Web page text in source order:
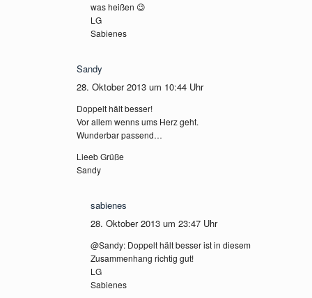
was heißen 😉
LG
Sabienes
Sandy
28. Oktober 2013 um 10:44 Uhr
Doppelt hält besser!
Vor allem wenns ums Herz geht.
Wunderbar passend…
Lieeb Grüße
Sandy
sabienes
28. Oktober 2013 um 23:47 Uhr
@Sandy: Doppelt hält besser ist in diesem
Zusammenhang richtig gut!
LG
Sabienes